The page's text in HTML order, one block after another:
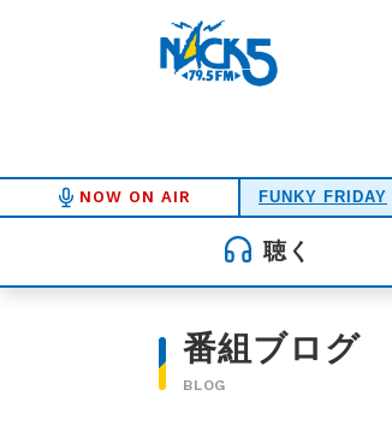
NOW ON AIR FUNKY FRIDAY
聴く
番組ブログ
BLOG